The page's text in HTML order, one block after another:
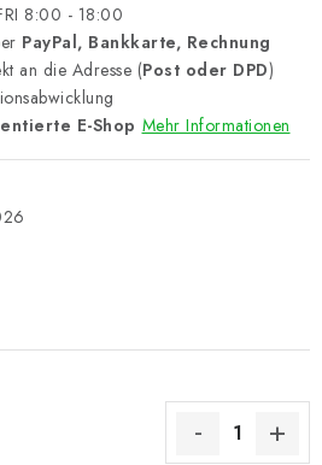
8:00 - 18:00
PayPal, Bankkarte, Rechnung
an die Adresse (Post oder DPD)
E-Shop Mehr Informationen